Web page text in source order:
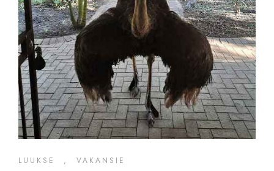
LUUKSE , VAKANSIE